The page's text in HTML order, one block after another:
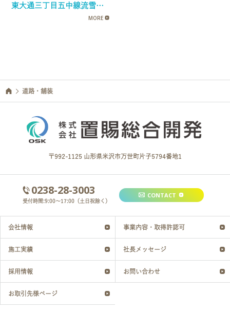
東大通三丁目五中線流雪溝
MORE
道路・舗装
〒992-1125 山形県米沢市万世町片子5794番地1
0238-28-3003
受付時間:9:00～17:00（土日祝除く）
CONTACT
会社情報 事業内容・取得許認可
施工実績 社長メッセージ
採用情報 お問い合わせ
お取引先様ページ